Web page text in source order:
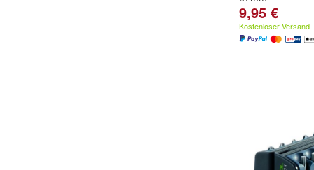
9,95 €
Kostenloser Versand